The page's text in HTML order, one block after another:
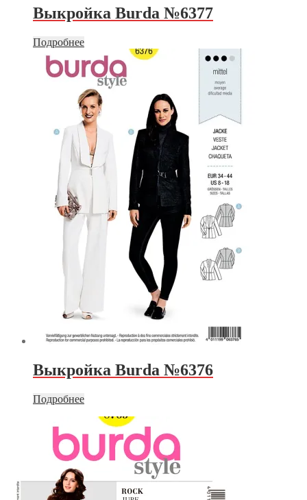
Выкройка Burda №6377
Подробнее
Выкройка Burda №6376
Подробнее